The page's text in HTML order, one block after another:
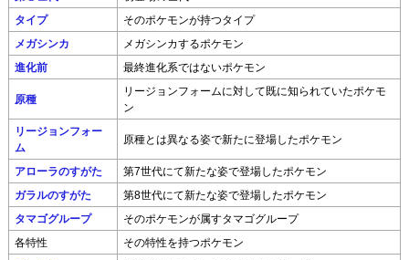
タイプ そのポケモンが持つタイプ
メガシンカ メガシンカするポケモン
進化前 最終進化系ではないポケモン
原種
リージョンフォームに対して既に知られていたポケモ
ン
リージョンフォー
ム
原種とは異なる姿で新たに登場したポケモン
アローラのすがた 第7世代にて新たな姿で登場したポケモン
ガラルのすがた 第8世代にて新たな姿で登場したポケモン
タマゴグループ そのポケモンが属すタマゴグループ
各特性 その特性を持つポケモン